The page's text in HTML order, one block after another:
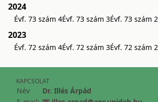
2024
Évf. 73 szám 4Évf. 73 szám 3Évf. 73 szám 2
2023
Évf. 72 szám 4Évf. 72 szám 3Évf. 72 szám 2
KAPCSOLAT
Név
Dr. Illés Árpád